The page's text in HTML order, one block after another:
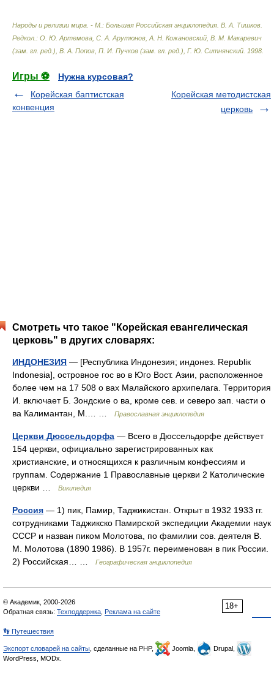
Народы и религии мира. - М.: Большая Российская энциклопедия В. А. Тишков.
Редкол.: О. Ю. Артемова, С. А. Арутюнов, А. Н. Кожановский, В. М. Макаревич
(зам. гл. ред.), В. А. Попов, П. И. Пучков (зам. гл. ред.), Г. Ю. Ситнянский 1998
Игры ⚽
Нужна курсовая?
Корейская баптистская
конвенция
Корейская методистская
церковь
Смотреть что такое "Корейская евангелическая
церковь" в других словарях:
ИНДОНЕЗИЯ — [Республика Индонезия; индонез. Republiк
Indonesia], островное гос во в Юго Вост. Азии, расположенное
более чем на 17 508 о вах Малайского архипелага. Территория
И. включает Б. Зондские о ва, кроме сев. и северо зап. части о
ва Калимантан, М.… …
Православная энциклопедия
Церкви Дюссельдорфа — Всего в Дюссельдорфе действует
154 церкви, официально зарегистрированных как
христианские, и относящихся к различным конфессиям и
группам. Содержание 1 Православные церкви 2 Католические
церкви …
Википедия
Россия — 1) пик, Памир, Таджикистан. Открыт в 1932 1933 гг.
сотрудниками Таджикско Памирской экспедиции Академии наук
СССР и назван пиком Молотова, по фамилии сов. деятеля В.
М. Молотова (1890 1986). В 1957г. переименован в пик России.
2) Российская… …
Географическая энциклопедия
18+
© Академик, 2000-2026
Обратная связь: Техподдержка Реклама на сайте
👣 Путешествия
Экспорт словарей на сайты , сделанные на PHP, Joomla,
Drupal,
WordPress, MODx.